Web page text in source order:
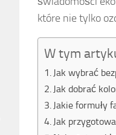
które nie tylko
W tym
Jak wybrać
Jak dobrać
Jakie formuły
Jak